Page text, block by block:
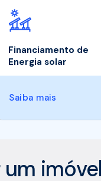
Financiamento de
Energia solar
Saiba mais